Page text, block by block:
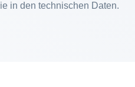
in den technischen Daten.